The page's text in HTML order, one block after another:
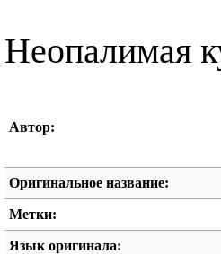
Неопалимая
Автор:
Оригинальное название:
Метки:
Язык оригинала: